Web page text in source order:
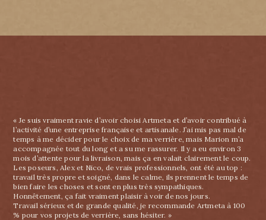
« Je suis vraiment ravie d’avoir choisi Artmeta et d’avoir contribué à
l’activité d’une entreprise française et artisanale. J’ai mis pas mal de
temps à me décider pour le choix de ma verrière, mais Marion m’a
accompagnée tout du long et a su me rassurer. Il y a eu environ 3
mois d’attente pour la livraison, mais ça en valait clairement le coup.
Les poseurs, Alex et Nico, de vrais professionnels, ont été au top :
travail très propre et soigné, dans le calme, ils prennent le temps de
bien faire les choses et sont en plus très sympathiques.
Honnêtement, ça fait vraiment plaisir à voir de nos jours.
Travail sérieux et de grande qualité, je recommande Artmeta à 100
% pour vos projets de verrière, sans hésiter. »